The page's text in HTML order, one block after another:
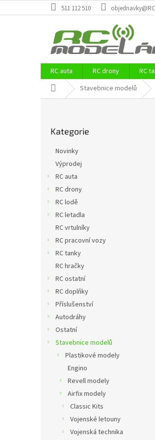
na
511 112 510
RC auta RC drony RC
Domů Stavebnice modelů
kategorie
Kategorie
Novinky
Výprodej
RC auta
RC drony
RC lodě
RC letadla
RC vrtulníky
RC pracovní vozy
RC tanky
RC hračky
RC ostatní
RC doplňky
Příslušenství
Autodráhy
Ostatní
Stavebnice modelů
Plastikové modely
Engino
Revell modely
Airfix modely
Classic Kits
Vojenské letouny
Vojenská technika